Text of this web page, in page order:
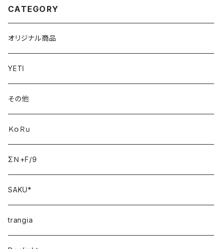
CATEGORY
オリジナル商品
YETI
その他
ＫｏＲｕ
ΣＮ+F/9
SAKU*
trangia